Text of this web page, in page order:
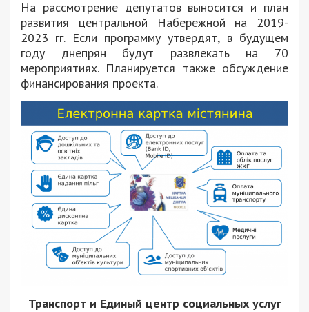
На рассмотрение депутатов выносится и план
развития центральной Набережной на 2019-
2023 гг. Если программу утвердят, в будущем
году днепрян будут развлекать на 70
мероприятиях. Планируется также обсуждение
финансирования проекта.
Транспорт и Единый центр социальных услуг